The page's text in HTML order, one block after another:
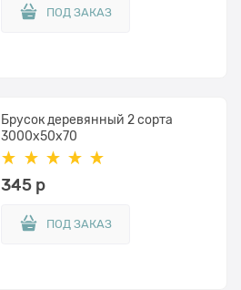
ПОД ЗАКАЗ
Брусок деревянный 2 сорта
3000x50х70
345 р
ПОД ЗАКАЗ